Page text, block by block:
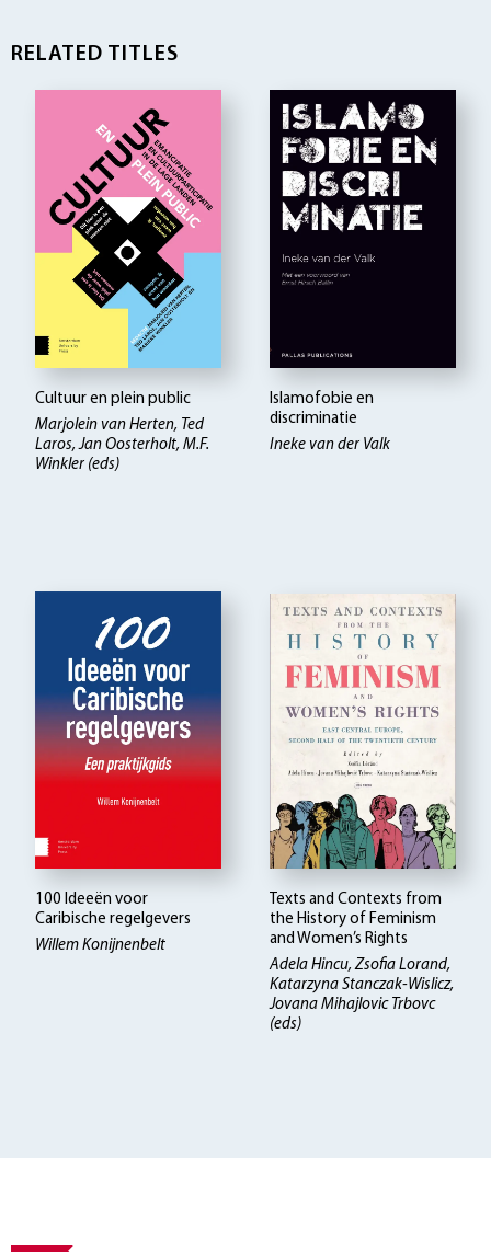
RELATED TITLES
Cultuur en plein public
Marjolein van Herten, Ted
Laros, Jan Oosterholt, M.F.
Winkler (eds)
Islamofobie en
discriminatie
Ineke van der Valk
100 Ideeën voor
Caribische regelgevers
Willem Konijnenbelt
Texts and Contexts from
the History of Feminism
and Women’s Rights
Adela Hincu, Zsofia Lorand,
Katarzyna Stanczak-Wislicz,
Jovana Mihajlovic Trbovc
(eds)